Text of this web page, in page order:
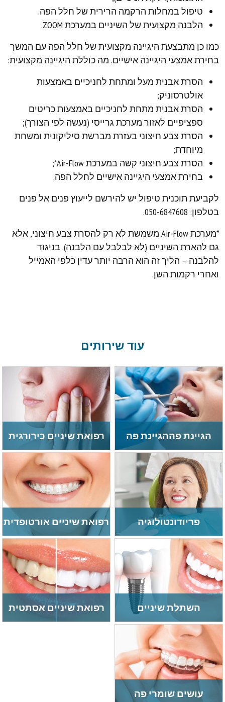
טיפול במחלות הרקמה הרירית של חלל הפה.
הלבנה מקצועית של השיניים במערכת ZOOM.
כמו כן מתבצעת היגיינה מקצועית של חלל הפה עם המשך
בחירת אמצעי היגיינה אישיים. מה כוללת היגיינה מקצועית:
הסרת אבנית מעל ומתחת לחניכיים באמצעות
אולטרסוניק;
הסרת אבנית מתחת לחניכיים באמצעות כריטים
ספציפיים לאזור מערכת גרייסי (נעשה לפי הצורך);
הסרת צבע חיצוני בעזרת מברשת סיליקונית ומשחת
מיוחדת;
הסרת צבע חיצוני קשה במערכת Air-Flow*;
בחירת אמצעי היגיינה אישיים לחלל הפה.
לקביעת תוכנית טיפול יש להירשם לייעוץ פנים אל פנים
בטלפון: 050-6847608.
*מערכת Air-Flow משמשת לא רק להסרת צבע חיצוני, אלא
גם להארת השיניים (לא לבלבל עם הלבנה). בניגוד
להלבנה – הליך זה הוא הרבה יותר עדין כלפי האמייל
ואחרי רקמות השן.
עוד שירותים
הגיינת פההגיינת פה רפואת שיניים כירורגית
פריודונטולוגיה רפואת שיניים אורטופדית
השתלת שיניים רפואת שיניים אסתטית
עושים שומרי פה